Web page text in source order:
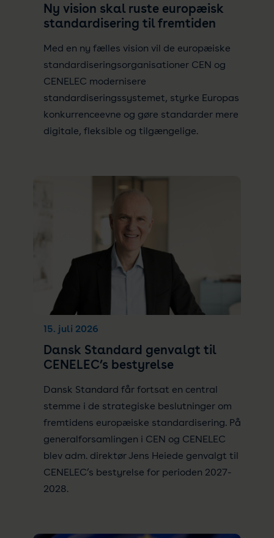
Ny vision skal ruste europæisk
standardisering til fremtiden
Med en ny fælles vision vil de europæiske
standardiseringsorganisationer CEN og
CENELEC modernisere
standardiseringssystemet, styrke Europas
konkurrenceevne og gøre standarder mere
digitale, fleksible og tilgængelige.
15. juli 2026
Dansk Standard genvalgt til
CENELEC’s bestyrelse
Dansk Standard får fortsat en central
stemme i de strategiske beslutninger om
fremtidens europæiske standardisering. På
generalforsamlingen i CEN og CENELEC
blev adm. direktør Jens Heiede genvalgt til
CENELEC’s bestyrelse for perioden 2027-
2028.